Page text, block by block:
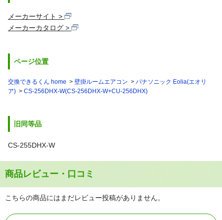
メーカーサイト
メーカーカタログ
ページ位置
交換できるくん home 壁掛ルームエアコン
パナソニック Eolia(エオリ
ア)
CS-256DHX-W(CS-256DHX-W+CU-256DHX)
旧同等品
CS-255DHX-W
商品レビュー・口コミ
こちらの商品にはまだレビュー投稿がありません。